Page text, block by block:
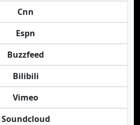
Cnn
Espn
Buzzfeed
Bilibili
Vimeo
Soundcloud